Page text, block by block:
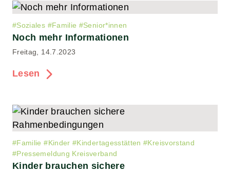
#Soziales #Familie #Senior*innen
Noch mehr Informationen
Freitag, 14.7.2023
Lesen
#Familie #Kinder #Kindertagesstätten #Kreisvorstand
#Pressemeldung Kreisverband
Kinder brauchen sichere